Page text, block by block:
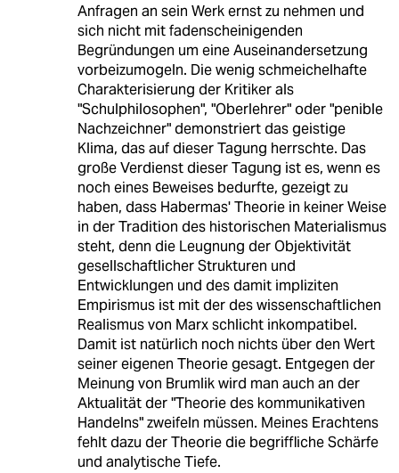
Anfragen an sein Werk ernst zu nehmen und
sich nicht mit fadenscheinigenden
Begründungen um eine Auseinandersetzung
vorbeizumogeln. Die wenig schmeichelhafte
Charakterisierung der Kritiker als
"Schulphilosophen", "Oberlehrer" oder "penible
Nachzeichner" demonstriert das geistige
Klima, das auf dieser Tagung herrschte. Das
große Verdienst dieser Tagung ist es, wenn es
noch eines Beweises bedurfte, gezeigt zu
haben, dass Habermas' Theorie in keiner Weise
in der Tradition des historischen Materialismus
steht, denn die Leugnung der Objektivität
gesellschaftlicher Strukturen und
Entwicklungen und des damit impliziten
Empirismus ist mit der des wissenschaftlichen
Realismus von Marx schlicht inkompatibel.
Damit ist natürlich noch nichts über den Wert
seiner eigenen Theorie gesagt. Entgegen der
Meinung von Brumlik wird man auch an der
Aktualität der "Theorie des kommunikativen
Handelns" zweifeln müssen. Meines Erachtens
fehlt dazu der Theorie die begriffliche Schärfe
und analytische Tiefe.